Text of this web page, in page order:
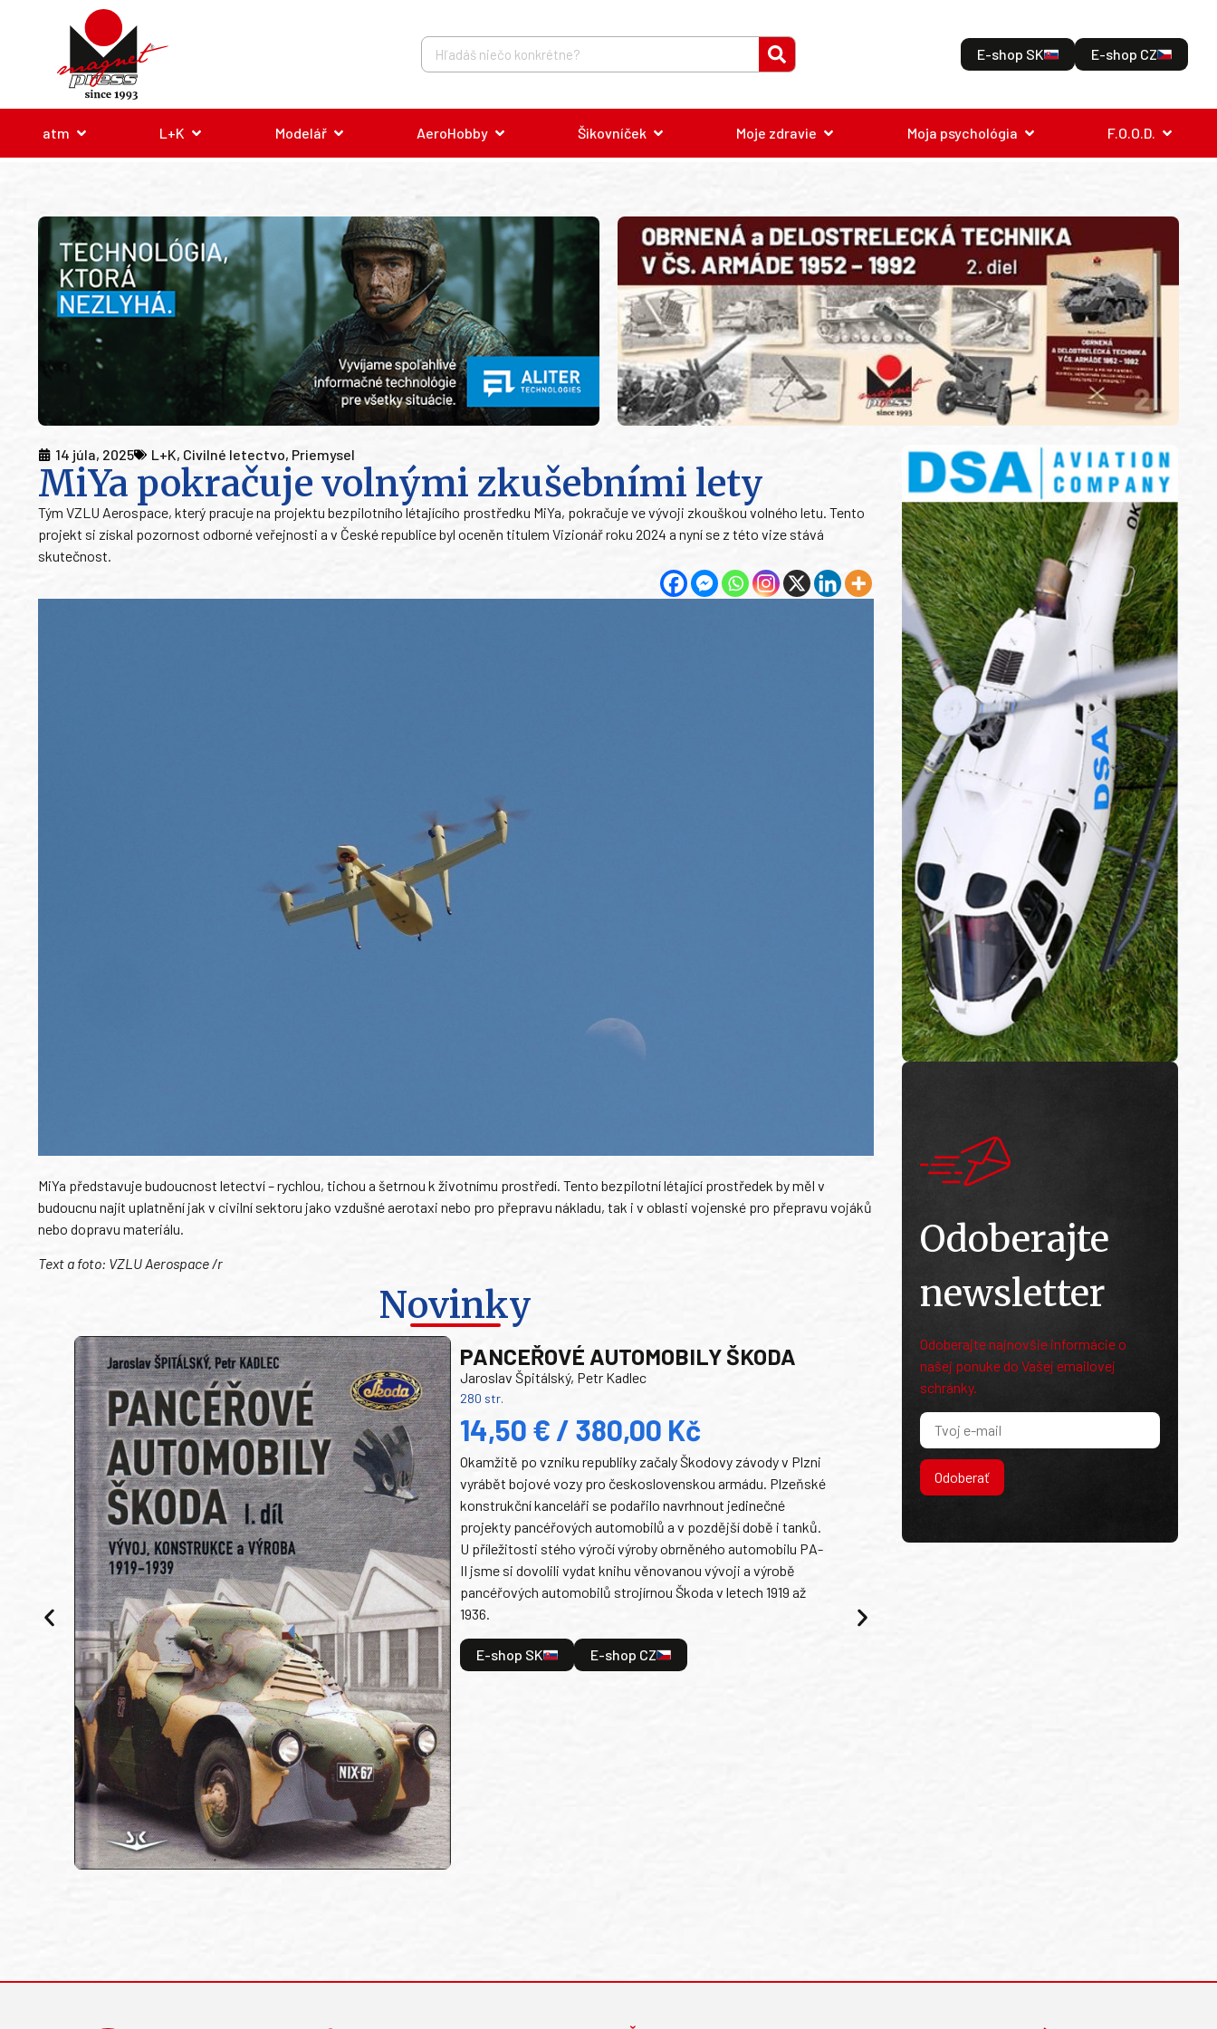
E-shop SK E-shop CZ
atm L+K Modelář AeroHobby Šikovníček Moje zdravie Moja psychológia F.O.O.D.
14 júla, 2025 L+K, Civilné letectvo, Priemysel
MiYa pokračuje volnými zkušebními lety
Tým VZLU Aerospace, který pracuje na projektu bezpilotního létajícího prostředku MiYa, pokračuje ve vývoji zkouškou volného letu. Tento
projekt si získal pozornost odborné veřejnosti a v České republice byl oceněn titulem Vizionář roku 2024 a nyní se z této vize stává
skutečnost.
MiYa představuje budoucnost letectví – rychlou, tichou a šetrnou k životnímu prostředí. Tento bezpilotní létající prostředek by měl v
budoucnu najít uplatnění jak v civilní sektoru jako vzdušné aerotaxi nebo pro přepravu nákladu, tak i v oblasti vojenské pro přepravu vojáků
nebo dopravu materiálu.
Text a foto: VZLU Aerospace /r
Novinky
PANCEŘOVÉ AUTOMOBILY ŠKODA
Jaroslav Špitálský, Petr Kadlec
280 str.
14,50 € / 380,00 Kč
Okamžitě po vzniku republiky začaly Škodovy závody v Plzni
vyrábět bojové vozy pro československou armádu. Plzeňské
konstrukční kanceláři se podařilo navrhnout jedinečné
projekty pancéřových automobilů a v pozdější době i tanků.
U příležitosti stého výročí výroby obrněného automobilu PA-
II jsme si dovolili vydat knihu věnovanou vývoji a výrobě
pancéřových automobilů strojírnou Škoda v letech 1919 až
1936.
E-shop SK E-shop CZ
Odoberajte
newsletter
Odoberajte najnovšie informácie o
našej ponuke do Vašej emailovej
schránky.
Odoberať